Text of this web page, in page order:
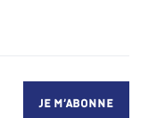
Je m’abonne